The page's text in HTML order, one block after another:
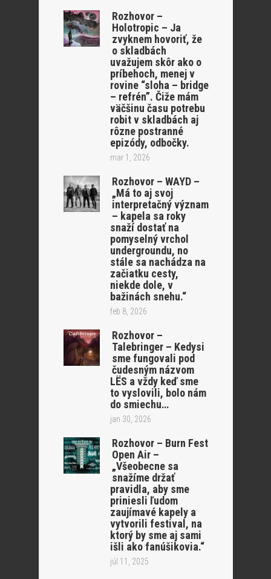
Rozhovor –
Holotropic – Ja
zvyknem hovoriť, že
o skladbách
uvažujem skôr ako o
príbehoch, menej v
rovine “sloha – bridge
– refrén”. Čiže mám
väčšinu času potrebu
robit v skladbách aj
rôzne postranné
epizódy, odbočky.
mar 1, 2026
Rozhovor – WAYD –
„Má to aj svoj
interpretačný význam
– kapela sa roky
snaží dostať na
pomyselný vrchol
undergroundu, no
stále sa nachádza na
začiatku cesty,
niekde dole, v
bažinách snehu.“
feb 8, 2026
Rozhovor –
Talebringer – Kedysi
sme fungovali pod
čudesným názvom
LËS a vždy keď sme
to vyslovili, bolo nám
do smiechu…
jan 30, 2026
Rozhovor – Burn Fest
Open Air –
„Všeobecne sa
snažíme držať
pravidla, aby sme
priniesli ľudom
zaujímavé kapely a
vytvorili festival, na
ktorý by sme aj sami
išli ako fanúšikovia.“
júl 11, 2025